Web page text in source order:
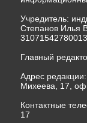
Учредитель:
Степанов Илья
Главный
Адрес редакции:
Михеева, 17,
Контактные
17